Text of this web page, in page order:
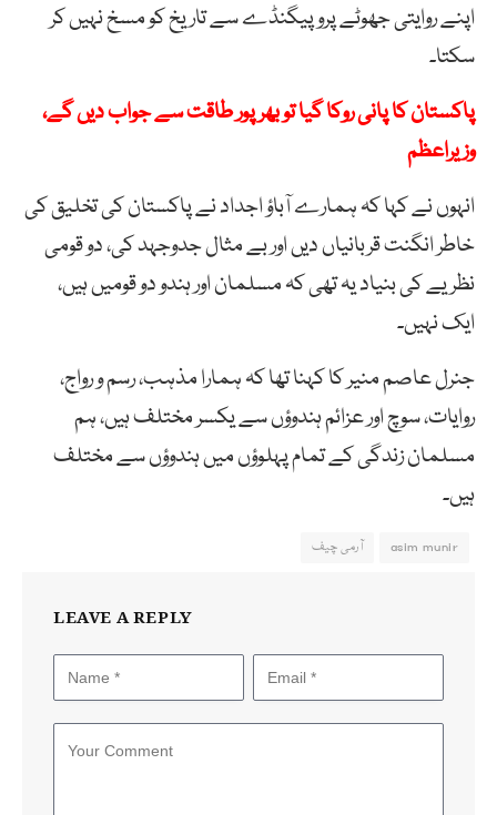
اپنے روایتی جھوٹے پروپیگنڈے سے تاریخ کو مسخ نہیں کر
سکتا۔
پاکستان کا پانی روکا گیا تو بھرپور طاقت سے جواب دیں گے،
وزیراعظم
انہوں نے کہا کہ ہمارے آباؤ اجداد نے پاکستان کی تخلیق کی
خاطر انگنت قربانیاں دیں اور بے مثال جدوجہد کی، دو قومی
نظریے کی بنیاد یہ تھی کہ مسلمان اور ہندو دو قومیں ہیں،
ایک نہیں۔
جنرل عاصم منیر کا کہنا تھا کہ ہمارا مذہب، رسم و رواج،
روایات، سوچ اور عزائم ہندوؤں سے یکسر مختلف ہیں، ہم
مسلمان زندگی کے تمام پہلوؤں میں ہندوؤں سے مختلف
ہیں۔
asim munir آرمی چیف
LEAVE A REPLY